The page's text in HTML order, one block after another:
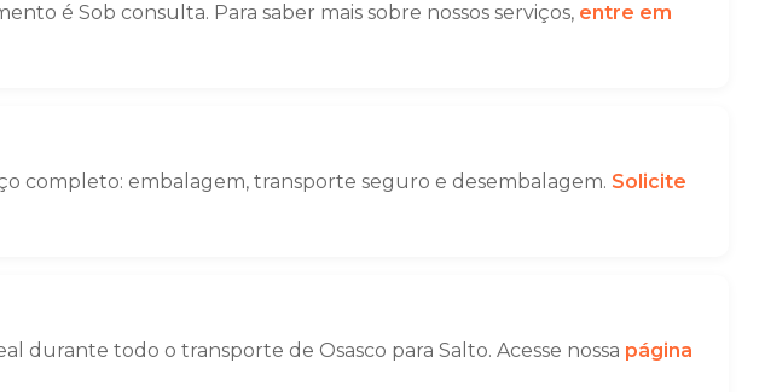
é Sob consulta. Para saber mais sobre nossos serviços, entre em
completo: embalagem, transporte seguro e desembalagem. Solicite
durante todo o transporte de Osasco para Salto. Acesse nossa página